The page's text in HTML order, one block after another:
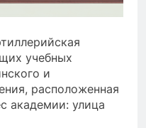
учебных
и
расположенная
академии: улица